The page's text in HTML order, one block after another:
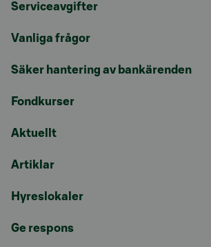
Serviceavgifter
Vanliga frågor
Säker hantering av bankärenden
Fondkurser
Aktuellt
Artiklar
Hyreslokaler
Ge respons